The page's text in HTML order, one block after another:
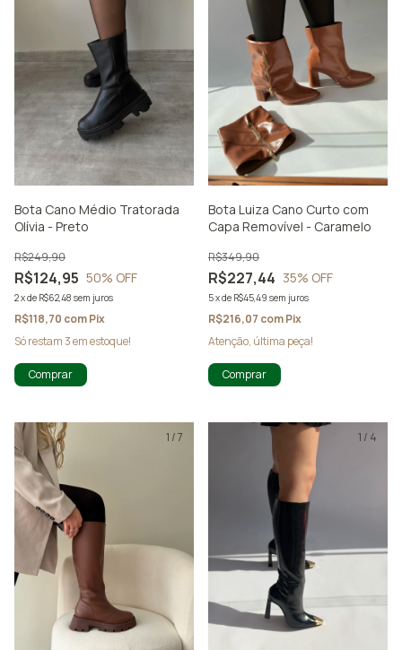
Bota Cano Médio Tratorada
Olívia - Preto
R$124,95
R$249,90
50% OFF
2xde R$62,48 sem juros
R$118,70 comPix
Só restam3em estoque!
Comprar
Bota Luiza Cano Curto com
Capa Removível - Caramelo
R$227,44
R$349,90
35% OFF
5xde R$45,49 sem juros
R$216,07 comPix
Atenção, última peça!
Comprar
1 /7 1 / 4